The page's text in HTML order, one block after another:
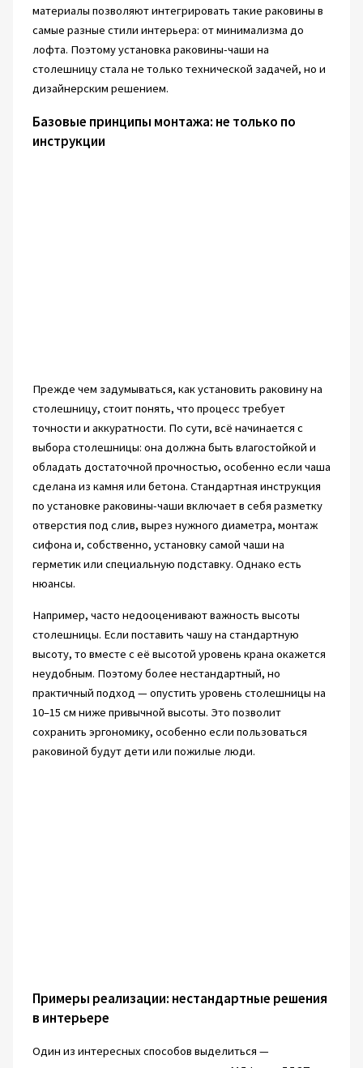
материалы позволяют интегрировать такие раковины в
самые разные стили интерьера: от минимализма до
лофта. Поэтому установка раковины-чаши на
столешницу стала не только технической задачей, но и
дизайнерским решением.
Базовые принципы монтажа: не только по
инструкции
Прежде чем задумываться, как установить раковину на
столешницу, стоит понять, что процесс требует
точности и аккуратности. По сути, всё начинается с
выбора столешницы: она должна быть влагостойкой и
обладать достаточной прочностью, особенно если чаша
сделана из камня или бетона. Стандартная инструкция
по установке раковины-чаши включает в себя разметку
отверстия под слив, вырез нужного диаметра, монтаж
сифона и, собственно, установку самой чаши на
герметик или специальную подставку. Однако есть
нюансы.
Например, часто недооценивают важность высоты
столешницы. Если поставить чашу на стандартную
высоту, то вместе с её высотой уровень крана окажется
неудобным. Поэтому более нестандартный, но
практичный подход — опустить уровень столешницы на
10–15 см ниже привычной высоты. Это позволит
сохранить эргономику, особенно если пользоваться
раковиной будут дети или пожилые люди.
Примеры реализации: нестандартные решения
в интерьере
Один из интересных способов выделиться —